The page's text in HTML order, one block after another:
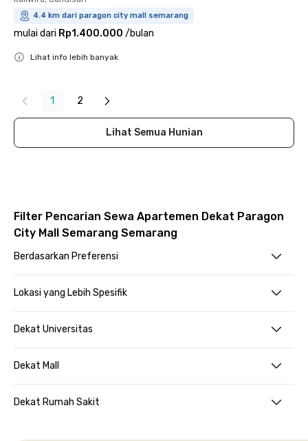
4.4 km dari paragon city mall semarang
mulai dari Rp1.400.000 /bulan
Lihat info lebih banyak
1 2
Lihat Semua Hunian
Filter Pencarian Sewa Apartemen Dekat Paragon
City Mall Semarang Semarang
Berdasarkan Preferensi
Lokasi yang Lebih Spesifik
Dekat Universitas
Dekat Mall
Dekat Rumah Sakit